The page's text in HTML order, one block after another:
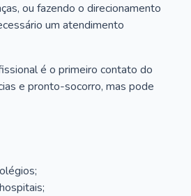
ou fazendo o direcionamento
um atendimento
é o primeiro contato do
e pronto-socorro, mas pode